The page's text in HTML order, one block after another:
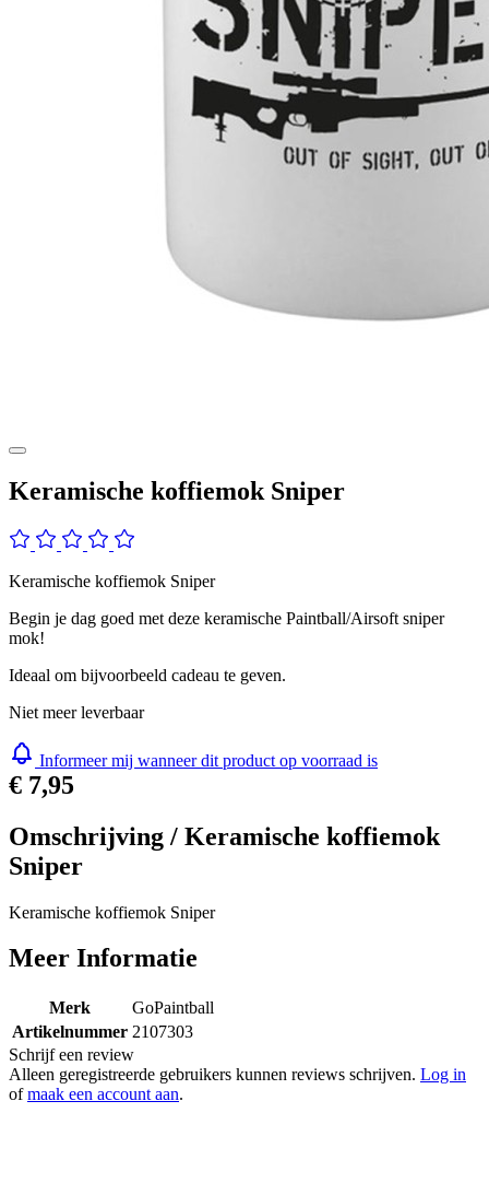
Keramische koffiemok Sniper
Keramische koffiemok Sniper
Begin je dag goed met deze keramische Paintball/Airsoft sniper
mok!
Ideaal om bijvoorbeeld cadeau te geven.
Niet meer leverbaar
Informeer mij wanneer dit product op voorraad is
€ 7,95
Omschrijving / Keramische koffiemok
Sniper
Keramische koffiemok Sniper
Meer Informatie
Merk
GoPaintball
Artikelnummer 2107303
Schrijf een review
Alleen geregistreerde gebruikers kunnen reviews schrijven. Log in
ofmaak een account aan.